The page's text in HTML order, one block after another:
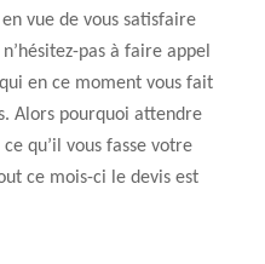
vue de vous satisfaire
pas à faire appel
en ce moment vous fait
Alors pourquoi attendre
qu’il vous fasse votre
ce mois-ci le devis est